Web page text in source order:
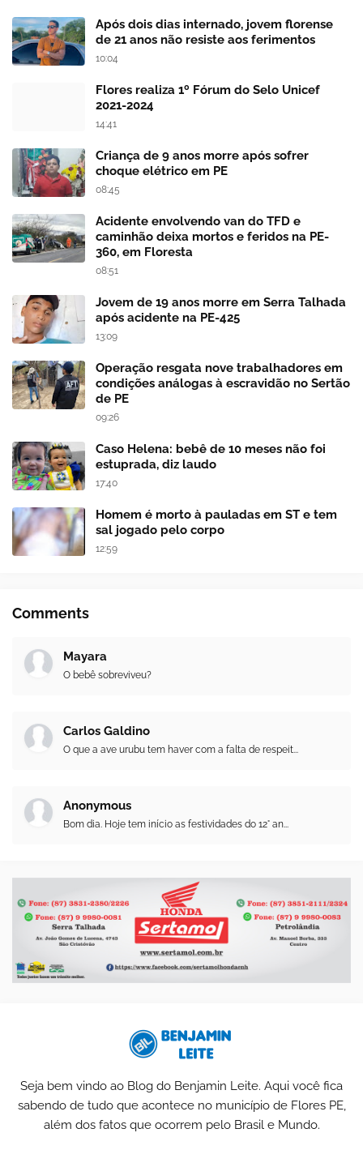
Após dois dias internado, jovem florense
de 21 anos não resiste aos ferimentos
10:04
Flores realiza 1º Fórum do Selo Unicef
2021-2024
14:41
Criança de 9 anos morre após sofrer
choque elétrico em PE
08:45
Acidente envolvendo van do TFD e
caminhão deixa mortos e feridos na PE-
360, em Floresta
08:51
Jovem de 19 anos morre em Serra Talhada
após acidente na PE-425
13:09
Operação resgata nove trabalhadores em
condições análogas à escravidão no Sertão
de PE
09:26
Caso Helena: bebê de 10 meses não foi
estuprada, diz laudo
17:40
Homem é morto à pauladas em ST e tem
sal jogado pelo corpo
12:59
Comments
Mayara
O bebê sobreviveu?
Carlos Galdino
O que a ave urubu tem haver com a falta de respeit...
Anonymous
Bom dia. Hoje tem início as festividades do 12° an...
Seja bem vindo ao Blog do Benjamin Leite. Aqui você fica
sabendo de tudo que acontece no município de Flores PE,
além dos fatos que ocorrem pelo Brasil e Mundo.